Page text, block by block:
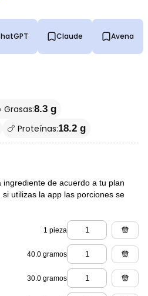
Claude Avena
Grasas:8.3 g
🍗 Proteínas:18.2 g
de acuerdo a tu plan
utilizas la app las porciones se
1 pieza
40.0 gramos
30.0 gramos